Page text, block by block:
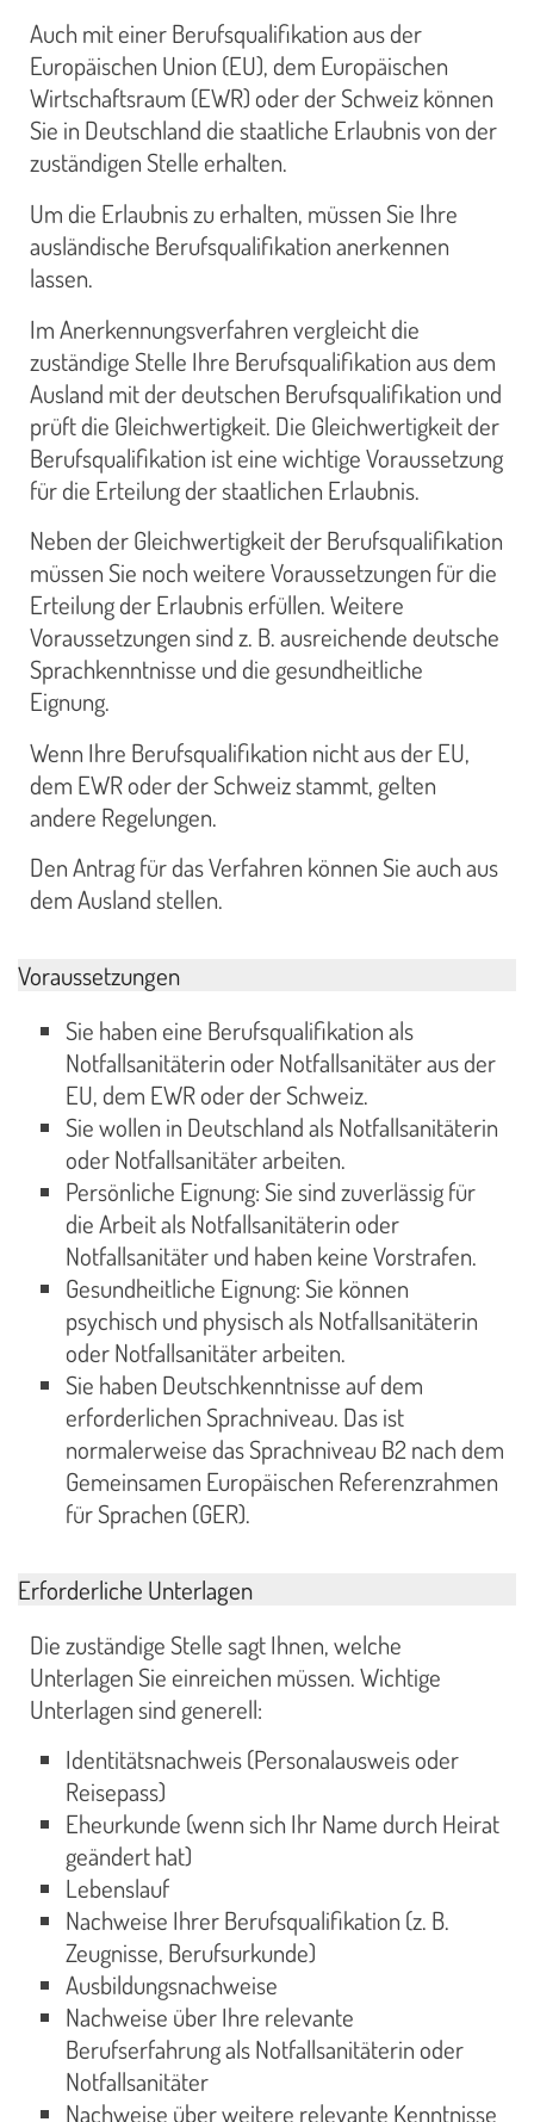
Auch mit einer Berufsqualifikation aus der
Europäischen Union (EU), dem Europäischen
Wirtschaftsraum (EWR) oder der Schweiz können
Sie in Deutschland die staatliche Erlaubnis von der
zuständigen Stelle erhalten.
Um die Erlaubnis zu erhalten, müssen Sie Ihre
ausländische Berufsqualifikation anerkennen
lassen.
Im Anerkennungsverfahren vergleicht die
zuständige Stelle Ihre Berufsqualifikation aus dem
Ausland mit der deutschen Berufsqualifikation und
prüft die Gleichwertigkeit. Die Gleichwertigkeit der
Berufsqualifikation ist eine wichtige Voraussetzung
für die Erteilung der staatlichen Erlaubnis.
Neben der Gleichwertigkeit der Berufsqualifikation
müssen Sie noch weitere Voraussetzungen für die
Erteilung der Erlaubnis erfüllen. Weitere
Voraussetzungen sind z. B. ausreichende deutsche
Sprachkenntnisse und die gesundheitliche
Eignung.
Wenn Ihre Berufsqualifikation nicht aus der EU,
dem EWR oder der Schweiz stammt, gelten
andere Regelungen.
Den Antrag für das Verfahren können Sie auch aus
dem Ausland stellen.
Voraussetzungen
Sie haben eine Berufsqualifikation als
Notfallsanitäterin oder Notfallsanitäter aus der
EU, dem EWR oder der Schweiz.
Sie wollen in Deutschland als Notfallsanitäterin
oder Notfallsanitäter arbeiten.
Persönliche Eignung: Sie sind zuverlässig für
die Arbeit als Notfallsanitäterin oder
Notfallsanitäter und haben keine Vorstrafen.
Gesundheitliche Eignung: Sie können
psychisch und physisch als Notfallsanitäterin
oder Notfallsanitäter arbeiten.
Sie haben Deutschkenntnisse auf dem
erforderlichen Sprachniveau. Das ist
normalerweise das Sprachniveau B2 nach dem
Gemeinsamen Europäischen Referenzrahmen
für Sprachen (GER).
Erforderliche Unterlagen
Die zuständige Stelle sagt Ihnen, welche
Unterlagen Sie einreichen müssen. Wichtige
Unterlagen sind generell:
Identitätsnachweis (Personalausweis oder
Reisepass)
Eheurkunde (wenn sich Ihr Name durch Heirat
geändert hat)
Lebenslauf
Nachweise Ihrer Berufsqualifikation (z. B.
Zeugnisse, Berufsurkunde)
Ausbildungsnachweise
Nachweise über Ihre relevante
Berufserfahrung als Notfallsanitäterin oder
Notfallsanitäter
Nachweise über weitere relevante Kenntnisse